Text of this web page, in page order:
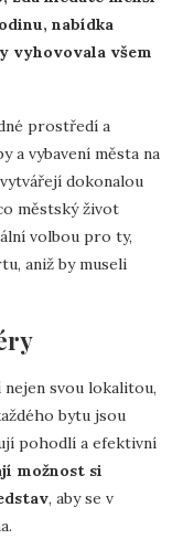
nabídka
vyhovovala všem
prostředí a
a vybavení města na
dokonalou
městský život
volbou pro ty,
aniž by museli
svou lokalitou,
bytu jsou
pohodlí a efektivní
možnost si
, aby se v